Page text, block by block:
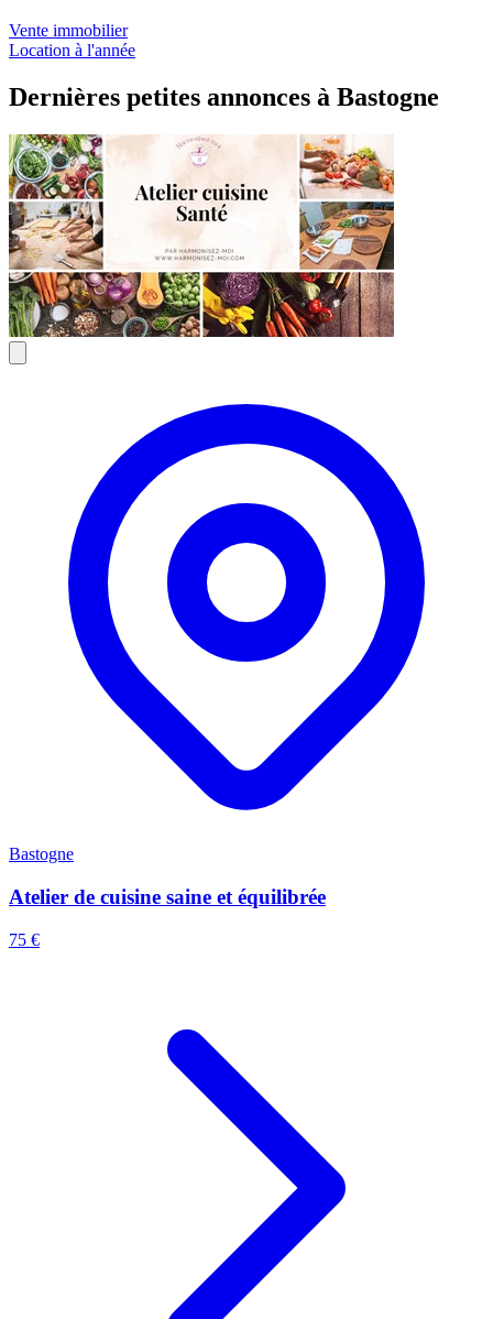
Vente immobilier
Location à l'année
Dernières petites annonces à Bastogne
Bastogne
Atelier de cuisine saine et équilibrée
75 €